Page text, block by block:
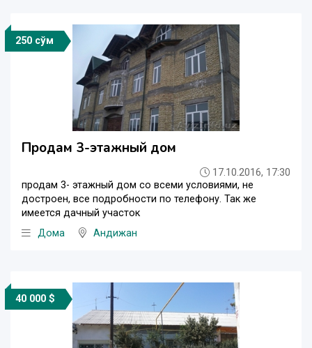
250 сўм
Продам 3-этажный дом
17.10.2016, 17:30
продам 3- этажный дом со всеми условиями, не
достроен, все подробности по телефону. Так же
имеется дачный участок
Дома
Андижан
40 000 $